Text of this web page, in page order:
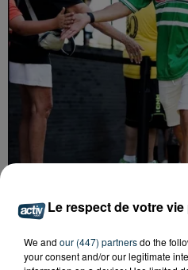
AVEC LE MAILLOT DE
Le respect de votre
We and our (447) partnersdo the
your consent and/or our legitimate